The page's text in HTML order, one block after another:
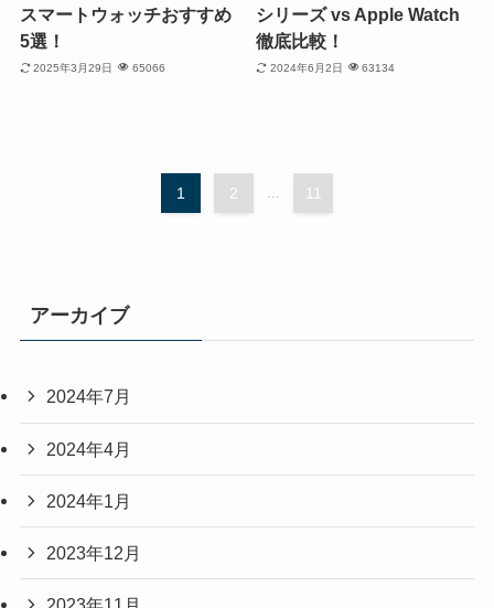
スマートウォッチおすすめ
5選！
2025年3月29日 65066
シリーズ vs Apple Watch
徹底比較！
2024年6月2日 63134
1 2 ... 11
アーカイブ
2024年7月
2024年4月
2024年1月
2023年12月